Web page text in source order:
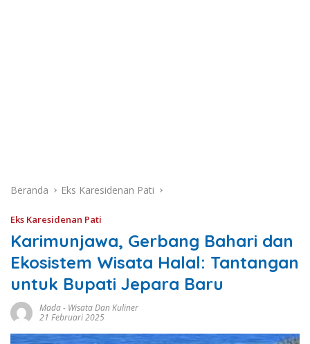
Beranda Eks Karesidenan Pati
Eks Karesidenan Pati
Karimunjawa, Gerbang Bahari dan
Ekosistem Wisata Halal: Tantangan
untuk Bupati Jepara Baru
Mada- Wisata Dan Kuliner
21 Februari 2025